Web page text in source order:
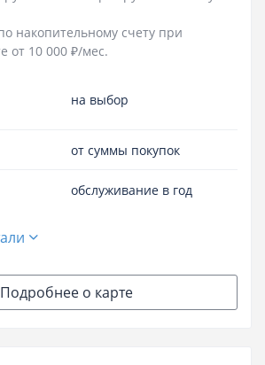
накопительному счету при
от 10 000 ₽/мес.
на выбор
от суммы покупок
обслуживание в год
Подробнее о карте